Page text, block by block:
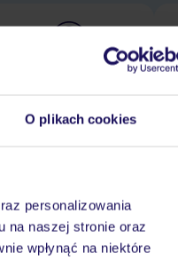
O plikach cookies
personalizowania
na naszej stronie oraz
wpłynąć na niektóre
10 000 hoteli w ponad 50